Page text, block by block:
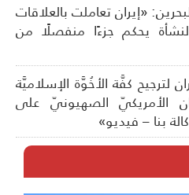
«إيران تعاملت بالعلاقات
يحكم جزءًا منفصلًا من
كفَّة الأخُوَّة الإسلاميَّة
الصهيونيّ على
– فيديو»